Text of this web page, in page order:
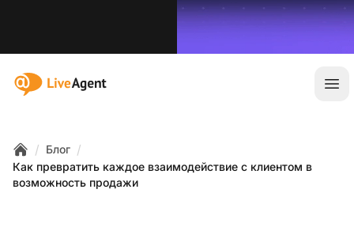
:site.title
Home
/ Блог /
Как превратить каждое взаимодействие с клиентом в
возможность продажи